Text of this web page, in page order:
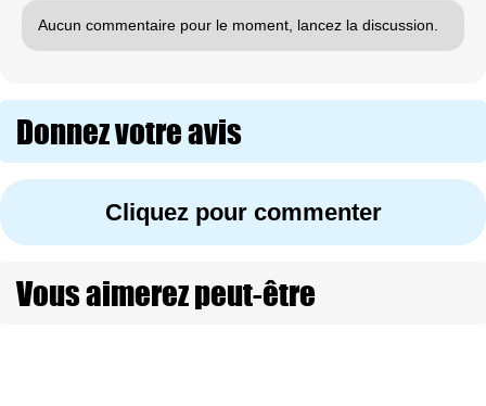
Aucun commentaire pour le moment, lancez la discussion.
Donnez votre avis
Cliquez pour commenter
Vous aimerez peut-être